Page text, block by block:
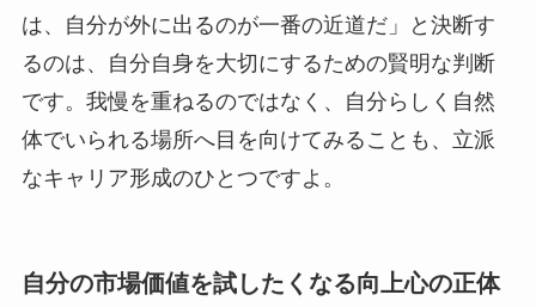
は、自分が外に出るのが一番の近道だ」と決断す
るのは、自分自身を大切にするための賢明な判断
です。我慢を重ねるのではなく、自分らしく自然
体でいられる場所へ目を向けてみることも、立派
なキャリア形成のひとつですよ。
自分の市場価値を試したくなる向上心の正体